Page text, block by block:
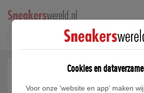
Cookies en
Voor onze 'website en app' maken